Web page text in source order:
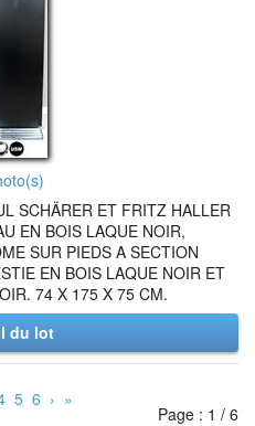
SCHÄRER ET FRITZ HALLER
EN BOIS LAQUE NOIR,
SUR PIEDS A SECTION
EN BOIS LAQUE NOIR ET
74 X 175 X 75 CM.
du lot
5 6 › »
Page : 1 / 6